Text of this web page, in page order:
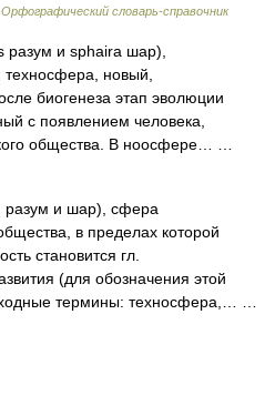
Орфографический словарь-справочник
разум и sphaira шар),
новый,
биогенеза этап эволюции
с появлением человека,
общества. В ноосфере… …
и шар), сфера
в пределах которой
становится гл.
(для обозначения этой
термины: техносфера,… …